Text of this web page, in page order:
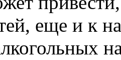
еще и к